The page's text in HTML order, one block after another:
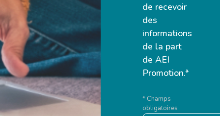
de recevoir
des
informations
de la part
de AEI
Promotion.*
* Champs
obligatoires